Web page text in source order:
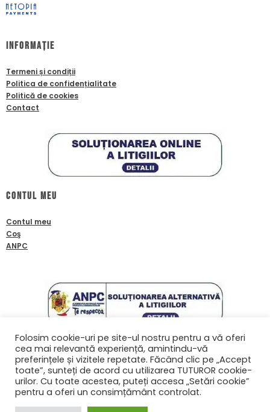
Informație
Termeni și condiții
Politica de confidențialitate
Politică de cookies
Contact
Contul meu
Contul meu
Coş
ANPC
Contact
0761601933
contact@biafanoptix.ro
Folosim cookie-uri pe site-ul nostru pentru a vă oferi
cea mai relevantă experiență, amintindu-vă
preferințele și vizitele repetate. Făcând clic pe „Accept
toate”, sunteți de acord cu utilizarea TUTUROR cookie-
urilor. Cu toate acestea, puteți accesa „Setări cookie”
pentru a oferi un consimțământ controlat.